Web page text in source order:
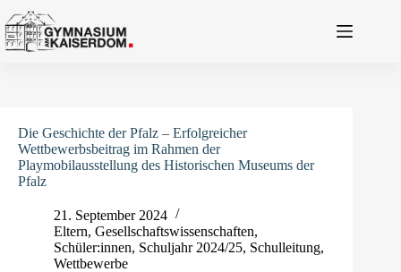
Inhalt
springen
Die Geschichte der Pfalz – Erfolgreicher
Wettbewerbsbeitrag im Rahmen der
Playmobilausstellung des Historischen Museums der
Pfalz
21. September 2024
Eltern, Gesellschaftswissenschaften,
Schüler:innen, Schuljahr 2024/25, Schulleitung,
Wettbewerbe